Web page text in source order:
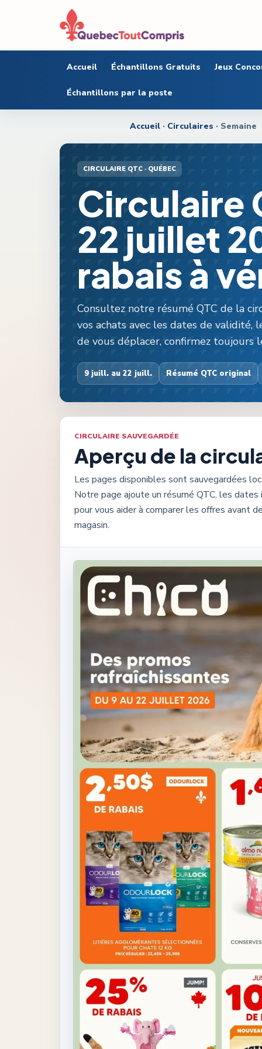
Accueil Échantillons Gratuits Jeux
Échantillons par la poste
Accueil · Circulaires · Semaine
CIRCULAIRE QTC · QUÉBEC
Circulaire
22 juillet
rabais à
Consultez notre résumé QTC de la
vos achats avec les dates de
de vous déplacer, confirmez toujours
9 juill. au 22 juill. Résumé QTC original
CIRCULAIRE SAUVEGARDÉE
Aperçu de la
Les pages disponibles sont sauvegardées
Notre page ajoute un résumé QTC, les
pour vous aider à comparer les offres avant
magasin.